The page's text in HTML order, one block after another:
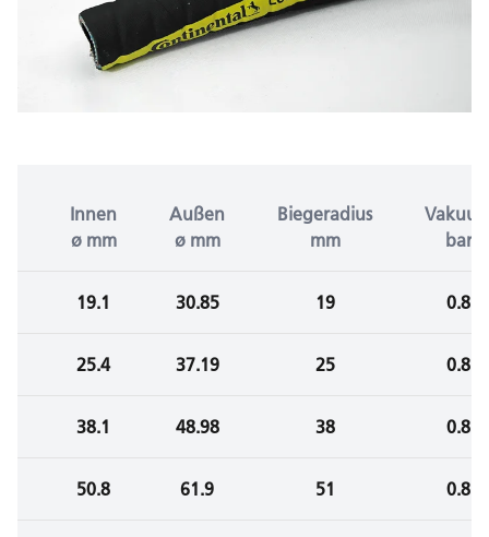
Innen
ø mm
Außen
ø mm
Biegeradius
mm
bar
19.1 30.85 19 0.8
25.4 37.19 25 0.8
38.1 48.98 38 0.8
50.8 61.9 51 0.8